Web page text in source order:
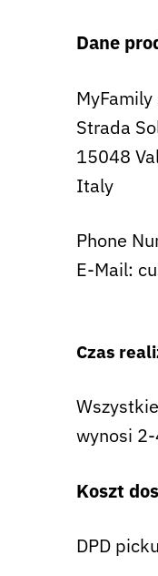
Dane
MyFamily
Strada
15048
Italy
Phone
E-Mail:
Czas
wynosi
Koszt
DPD